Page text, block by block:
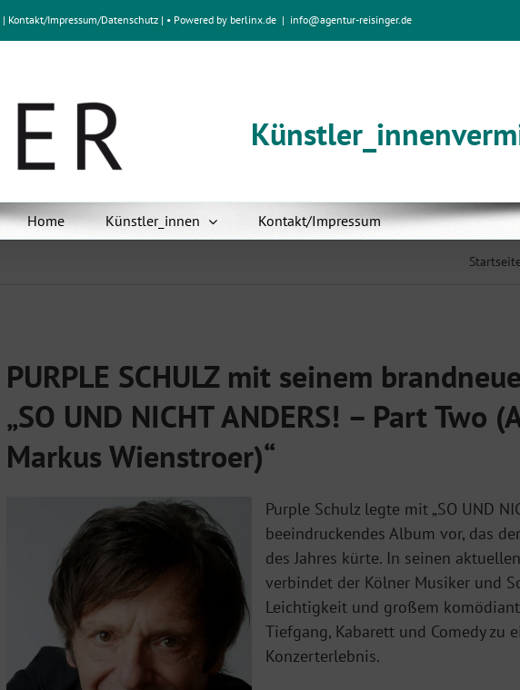
| Kontakt/Impressum/Datenschutz | • Powered by berlinx.de | info@agentur-reisinger.de
Home Künstler_innen Kontakt/Impressum
PURPLE SCHULZ mit seinem
„SO UND NICHT ANDERS! – Part Two
Markus Wienstroer)“
Purple Schulz legte mit „SO UND
beeindruckendes Album vor, das
des Jahres kürte. In seinen
verbindet der Kölner Musiker und
Leichtigkeit und großem
Tiefgang, Kabarett und Comedy zu
Konzerterlebnis.